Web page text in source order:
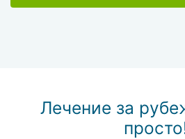
Лечение за